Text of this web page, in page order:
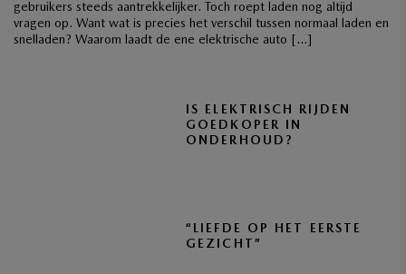
gebruikers steeds aantrekkelijker. Toch roept laden nog altijd
vragen op. Want wat is precies het verschil tussen normaal laden en
snelladen? Waarom laadt de ene elektrische auto […]
IS ELEKTRISCH RIJDEN
GOEDKOPER IN
ONDERHOUD?
“LIEFDE OP HET EERSTE
GEZICHT”